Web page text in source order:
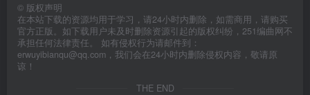
© 版权声明
在本站下载的资源均用于学习，请24小时内删除，如需商用，请购买
官方正版。如下载用户未及时删除资源引起的版权纠纷，251编曲网不
承担任何法律责任。 如有侵权行为请邮件到：
erwuyibianqu@qq.com，我们会在24小时内删除侵权内容，敬请原
谅！
THE END